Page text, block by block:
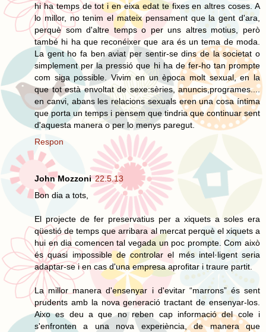
hi ha temps de tot i en eixa edat te fixes en altres coses. A
lo millor, no tenim el mateix pensament que la gent d'ara,
perquè som d'altre temps o per uns altres motius, però
també hi ha que reconéixer que ara és un tema de moda.
La gent ho fa ben aviat per sentir-se dins de la societat o
simplement per la pressió que hi ha de fer-ho tan prompte
com siga possible. Vivim en un època molt sexual, en la
que tot està envoltat de sexe:sèries, anuncis,programes....
en canvi, abans les relacions sexuals eren una cosa íntima
que porta un temps i pensem que tindria que continuar sent
d'aquesta manera o per lo menys paregut.
Respon
John Mozzoni 22.5.13
Bon dia a tots,
El projecte de fer preservatius per a xiquets a soles era
qüestió de temps que arribara al mercat perquè el xiquets a
hui en dia comencen tal vegada un poc prompte. Com això
és quasi impossible de controlar el més intel·ligent seria
adaptar-se i en cas d'una empresa aprofitar i traure partit.
La millor manera d'ensenyar i d'evitar “marrons” és sent
prudents amb la nova generació tractant de ensenyar-los.
Aixo es deu a que no reben cap informació del cole i
s'enfronten a una nova experiència, de manera que